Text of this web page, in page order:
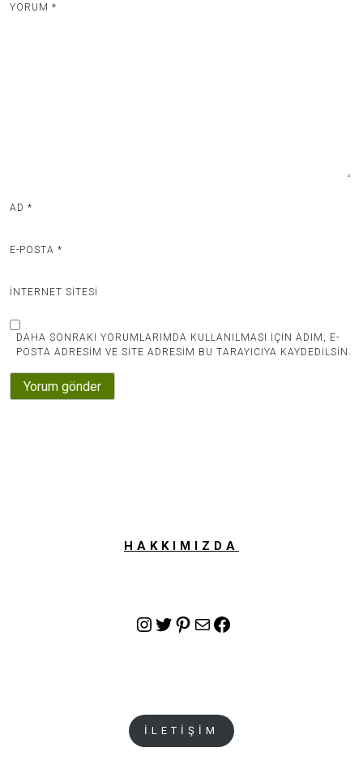
YORUM *
AD *
E-POSTA *
İNTERNET SITESI
DAHA SONRAKI YORUMLARIMDA KULLANILMASI IÇIN ADIM, E-
POSTA ADRESIM VE SITE ADRESIM BU TARAYICIYA KAYDEDILSIN.
HAKKIMIZDA
Instagram
Twitter
Pinterest
E-postaFacebook
İLETİŞİM